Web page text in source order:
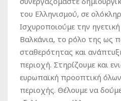
του Ελληνισμού, σε
Ισχυροποιούμε την
Βαλκάνια, το ρόλο της ως
σταθερότητας και
περιοχή. Στηρίζουμε και
ευρωπαϊκή προοπτική
περιοχής. Θέλουμε να